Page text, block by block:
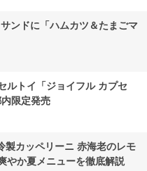
ンドに「ハムカツ＆たまごマ
ルトイ「ジョイフル カプセ
限定発売
製カッペリーニ 赤海老のレモ
やか夏メニューを徹底解説